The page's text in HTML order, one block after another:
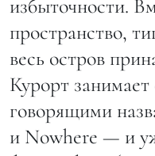
избыточности.
пространство,
весь остров
Курорт занимает
говорящими
и Nowhere — и